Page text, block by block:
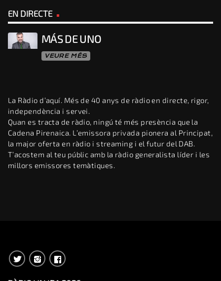
EN DIRECTE
MÁS DE UNO
VEURE MÉS
La Ràdio d’aquí. Més de 40 anys de ràdio en directe, rigor,
independència i servei.
Quan es tracta de ràdio, ningú té més presència que la
Cadena Pirenaica. L’emissora privada pionera al Principat,
la major oferta en ràdio i streaming i el futur del DAB.
T’acostem al teu públic amb la ràdio generalista líder i les
millors emissores temàtiques.